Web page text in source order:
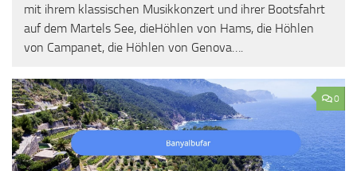
mit ihrem klassischen Musikkonzert und ihrer Bootsfahrt
auf dem Martels See, dieHöhlen von Hams, die Höhlen
von Campanet, die Höhlen von Genova….
0